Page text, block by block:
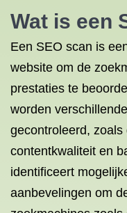
Wat is een
Een SEO scan is
website om de
prestaties te
worden
gecontroleerd,
contentkwaliteit en
identificeert
aanbevelingen om